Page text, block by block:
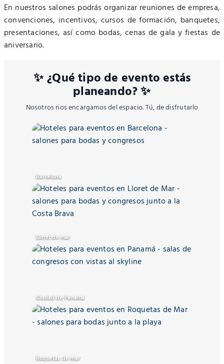
En nuestros salones podrás organizar reuniones de empresa,
convenciones, incentivos, cursos de formación, banquetes,
presentaciones, así como bodas, cenas de gala y fiestas de
aniversario.
✨ ¿Qué tipo de evento estás
planeando? ✨
Nosotros nos encargamos del espacio. Tú, de disfrutarlo
Barcelona
Lloret de mar
Ciudad de Panamá
Roquetas de mar